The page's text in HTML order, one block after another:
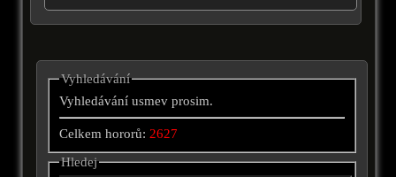
Vyhledávání
Vyhledávání usmev prosim.
Celkem hororů:2627
Hledej